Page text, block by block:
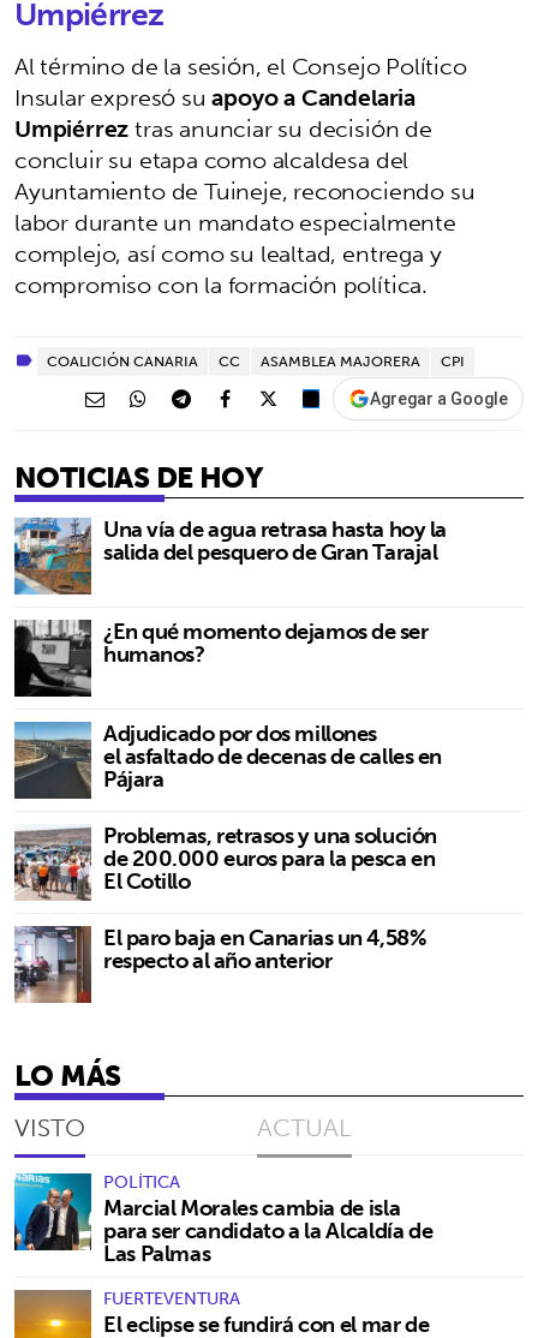
Umpiérrez
Al término de la sesión, el Consejo Político
Insular expresó suapoyo a Candelaria
Umpiérreztras anunciar su decisión de
concluir su etapa como alcaldesa del
Ayuntamiento de Tuineje, reconociendo su
labor durante un mandato especialmente
complejo, así como su lealtad, entrega y
compromiso con la formación política.
COALICIÓN CANARIA CC ASAMBLEA MAJORERA CPI
Agregar a Google
NOTICIAS DE HOY
Una vía de agua retrasa hasta hoy la
salida del pesquero de Gran Tarajal
¿En qué momento dejamos de ser
humanos?
Adjudicado por dos millones
el asfaltado de decenas de calles en
Pájara
Problemas, retrasos y una solución
de 200.000 euros para la pesca en
El Cotillo
El paro baja en Canarias un 4,58%
respecto al año anterior
LO MÁS
VISTO ACTUAL
POLÍTICA
Marcial Morales cambia de isla
para ser candidato a la Alcaldía de
Las Palmas
FUERTEVENTURA
El eclipse se fundirá con el mar de